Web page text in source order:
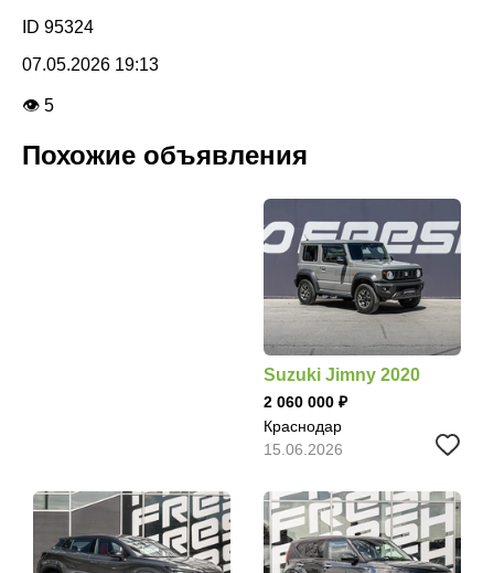
ID 95324
07.05.2026 19:13
👁 5
Похожие объявления
Suzuki Jimny 2020
2 060 000
Краснодар
15.06.2026